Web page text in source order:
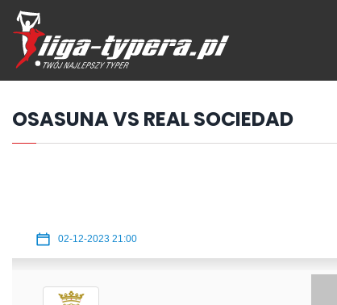
Przejdź
hdo
treści
OSASUNA VS REAL SOCIEDAD
02-12-2023 21:00